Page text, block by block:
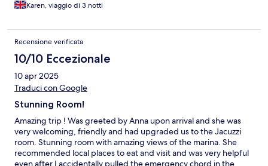
Karen, viaggio di 3 notti
Recensione verificata
10/10 Eccezionale
10 apr 2025
Traduci con Google
Stunning Room!
Amazing trip ! Was greeted by Anna upon arrival and she was
very welcoming, friendly and had upgraded us to the Jacuzzi
room. Stunning room with amazing views of the marina. She
recommended local places to eat and visit and was very helpful
even after I accidentally pulled the emergency chord in the